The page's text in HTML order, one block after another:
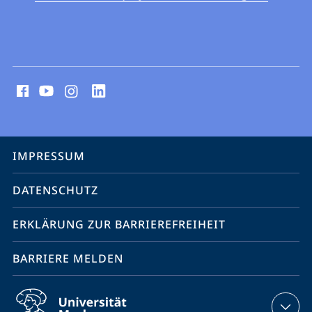
Media
Service-
Navigation
IMPRESSUM
DATENSCHUTZ
ERKLÄRUNG ZUR BARRIEREFREIHEIT
BARRIERE MELDEN